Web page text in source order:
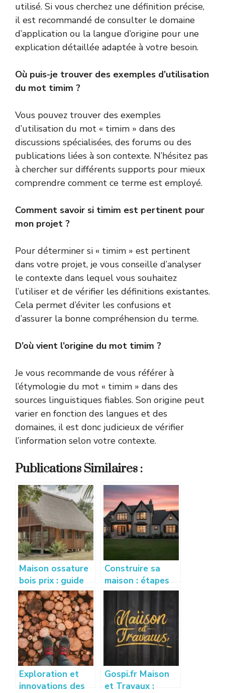
utilisé. Si vous cherchez une définition précise,
il est recommandé de consulter le domaine
d’application ou la langue d’origine pour une
explication détaillée adaptée à votre besoin.
Où puis-je trouver des exemples d’utilisation
du mot timim ?
Vous pouvez trouver des exemples
d’utilisation du mot « timim » dans des
discussions spécialisées, des forums ou des
publications liées à son contexte. N’hésitez pas
à chercher sur différents supports pour mieux
comprendre comment ce terme est employé.
Comment savoir si timim est pertinent pour
mon projet ?
Pour déterminer si « timim » est pertinent
dans votre projet, je vous conseille d’analyser
le contexte dans lequel vous souhaitez
l’utiliser et de vérifier les définitions existantes.
Cela permet d’éviter les confusions et
d’assurer la bonne compréhension du terme.
D’où vient l’origine du mot timim ?
Je vous recommande de vous référer à
l’étymologie du mot « timim » dans des
sources linguistiques fiables. Son origine peut
varier en fonction des langues et des
domaines, il est donc judicieux de vérifier
l’information selon votre contexte.
Publications Similaires :
Maison ossature
bois prix : guide
complet pour
estimer votre
budget
Construire sa
maison : étapes
clés et conseils
réussir son projet
Exploration et
innovations des
Gospi.fr Maison
et Travaux :